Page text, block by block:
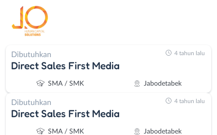
Dibutuhkan
Direct Sales First Media
SMA / SMK Jabodetabek
4 tahun lalu
Dibutuhkan
Direct Sales First Media
SMA / SMK Jabodetabek
4 tahun lalu